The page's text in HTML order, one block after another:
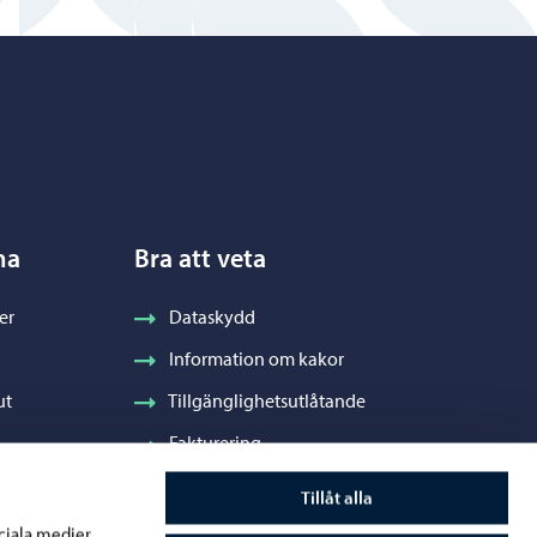
Tillåt alla
Bra att veta
Dataskydd
Information om kakor
Tillgänglighetsutlåtande
Fakturering
Stadens visuella profil och vapen